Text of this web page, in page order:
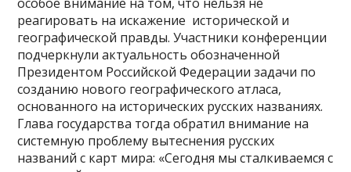
особое внимание на том, что нельзя не
реагировать на искажение исторической и
географической правды. Участники конференции
подчеркнули актуальность обозначенной
Президентом Российской Федерации задачи по
созданию нового географического атласа,
основанного на исторических русских названиях.
Глава государства тогда обратил внимание на
системную проблему вытеснения русских
названий с карт мира: «Сегодня мы сталкиваемся с